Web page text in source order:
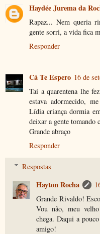
Haydée Jurema da
Rapaz... Nem queria
gente sorri, a vida fica
Responder
Cá Te Espero 16 de
Taí a quarentena lhe
estava adormecido,
Lídia criança dormia
deixar a gente tomando
Grande abraço
Responder
Respostas
Hayton Rocha
Grande Rivaldo!
Vou não, meu
chega. Daqui a
amigo!